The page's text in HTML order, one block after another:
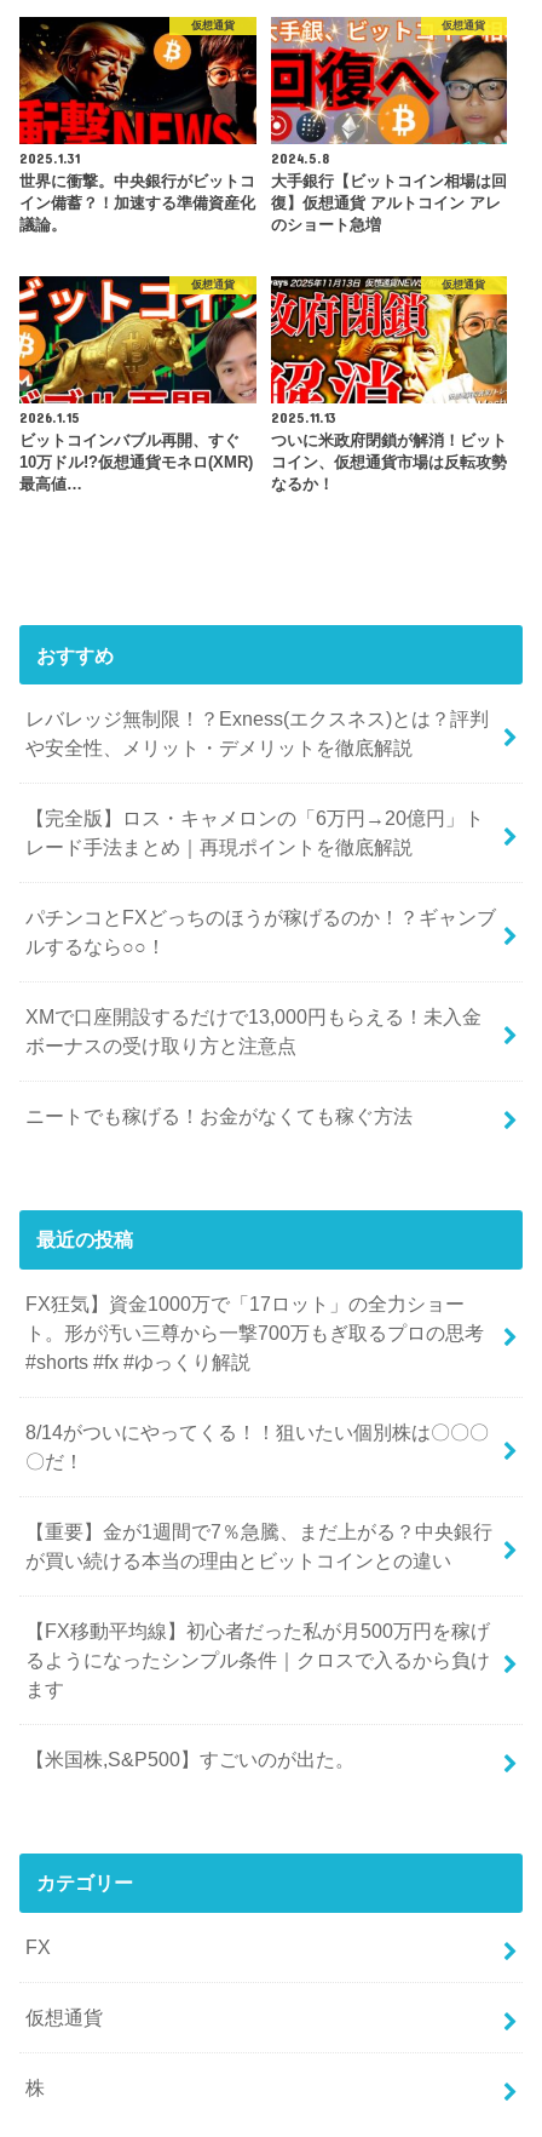
仮想通貨
2025.1.31
世界に衝撃。中央銀行がビットコ
イン備蓄？！加速する準備資産化
議論。
仮想通貨
2024.5.8
大手銀行【ビットコイン相場は回
復】仮想通貨 アルトコイン アレ
のショート急増
仮想通貨
2026.1.15
ビットコインバブル再開、すぐ
10万ドル!?仮想通貨モネロ(XMR)
最高値…
仮想通貨
2025.11.13
ついに米政府閉鎖が解消！ビット
コイン、仮想通貨市場は反転攻勢
なるか！
おすすめ
レバレッジ無制限！？Exness(エクスネス)とは？評判
や安全性、メリット・デメリットを徹底解説
【完全版】ロス・キャメロンの「6万円→20億円」ト
レード手法まとめ｜再現ポイントを徹底解説
パチンコとFXどっちのほうが稼げるのか！？ギャンブ
ルするなら○○！
XMで口座開設するだけで13,000円もらえる！未入金
ボーナスの受け取り方と注意点
ニートでも稼げる！お金がなくても稼ぐ方法
最近の投稿
FX狂気】資金1000万で「17ロット」の全力ショー
ト。形が汚い三尊から一撃700万もぎ取るプロの思考
#shorts #fx #ゆっくり解説
8/14がついにやってくる！！狙いたい個別株は〇〇〇
〇だ！
【重要】金が1週間で7％急騰、まだ上がる？中央銀行
が買い続ける本当の理由とビットコインとの違い
【FX移動平均線】初心者だった私が月500万円を稼げ
るようになったシンプル条件｜クロスで入るから負け
ます
【米国株,S&P500】すごいのが出た。
カテゴリー
FX
仮想通貨
株